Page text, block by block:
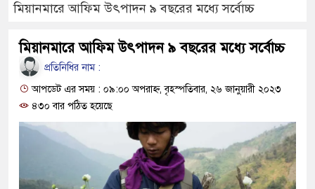
উদ্ধার
মিরপুর মডেল থানার
মাদক কারবারি গ্রেফতার
মিয়ানমারে আফিম উৎপাদন ৯ বছরের মধ্যে সর্বোচ্চ
মিয়ানমারে আফিম উৎপাদন ৯ বছরের মধ্যে সর্বোচ্চ
প্রতিনিধির নাম :
আপডেট এর সময় : ০৯:০০ অপরাহ্ন, বৃহস্পতিবার, ২৬ জানুয়ারী ২০২৩
৪৩০ বার পঠিত হয়েছে